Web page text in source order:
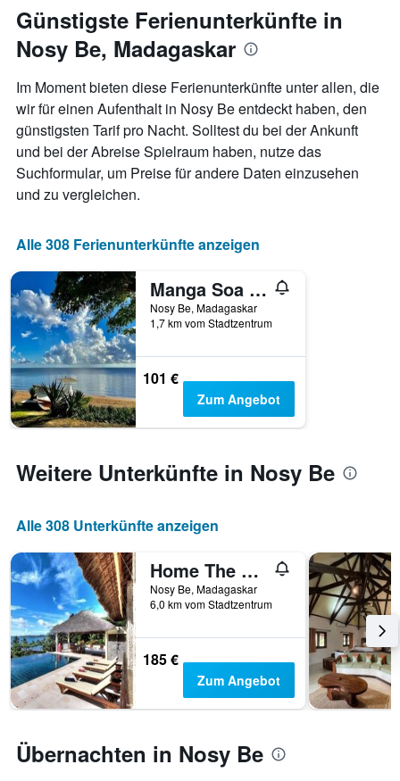
näher
das
Aufenthaltsdatum
rückt.
Diagramm
hat
1
X-
Achse,
die
die
Tage
dem
Aufenthalt
anzeigt
Das
Diagramm
hat
1
Y-
Achse,
die
durchschnittlichen
Zimmerpreis
Günstigste Ferienunterkünfte in
Nosy Be, Madagaskar
Im Moment bieten diese Ferienunterkünfte unter allen, die
wir für einen Aufenthalt in Nosy Be entdeckt haben, den
günstigsten Tarif pro Nacht. Solltest du bei der Ankunft
und bei der Abreise Spielraum haben, nutze das
Suchformular, um Preise für andere Daten einzusehen
und zu vergleichen.
Alle 308 Ferienunterkünfte anzeigen
Manga Soa Lodge
Nosy Be, Madagaskar
1,7 km vom Stadtzentrum
101 €
Zum Angebot
Weitere Unterkünfte in Nosy Be
Alle 308 Unterkünfte anzeigen
Home The Residence
Nosy Be, Madagaskar
6,0 km vom Stadtzentrum
185 €
Zum Angebot
Übernachten in Nosy Be